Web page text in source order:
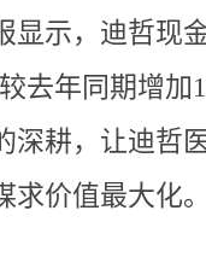
显示，迪哲现
去年同期增加
深耕，让迪哲
求价值最大化